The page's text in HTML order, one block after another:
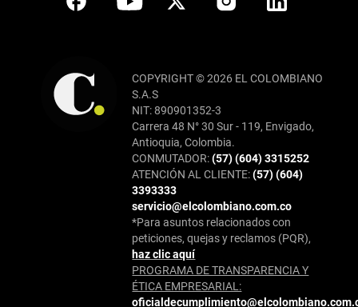
COPYRIGHT © 2026 EL COLOMBIANO
S.A.S
NIT: 890901352-3
Carrera 48 N° 30 Sur - 119, Envigado,
Antioquia, Colombia.
CONMUTADOR:(57) (604) 3315252
ATENCIÓN AL CLIENTE:(57) (604)
3393333
servicio@elcolombiano.com.co
*Para asuntos relacionados con
peticiones, quejas y reclamos (PQR),
haz clic aquí
PROGRAMA DE TRANSPARENCIA Y
ÉTICA EMPRESARIAL: